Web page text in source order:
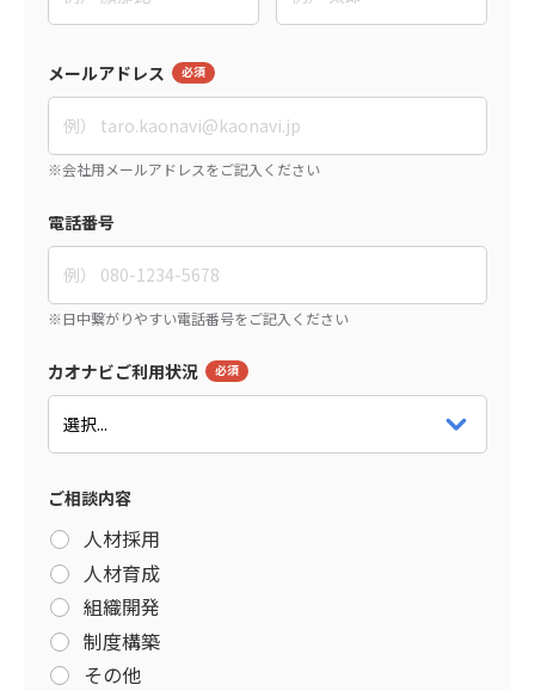
メールアドレス
電話番号
カオナビご利用状況
ご相談内容
人材採用
人材育成
組織開発
制度構築
その他